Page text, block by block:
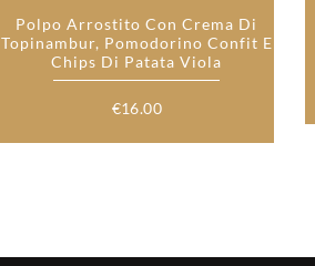
Polpo Arrostito Con Crema Di
Topinambur, Pomodorino Confit E
Chips Di Patata Viola
€16.00